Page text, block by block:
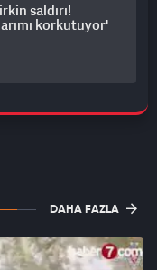
saldırı!
korkutuyor'
DAHA FAZLA